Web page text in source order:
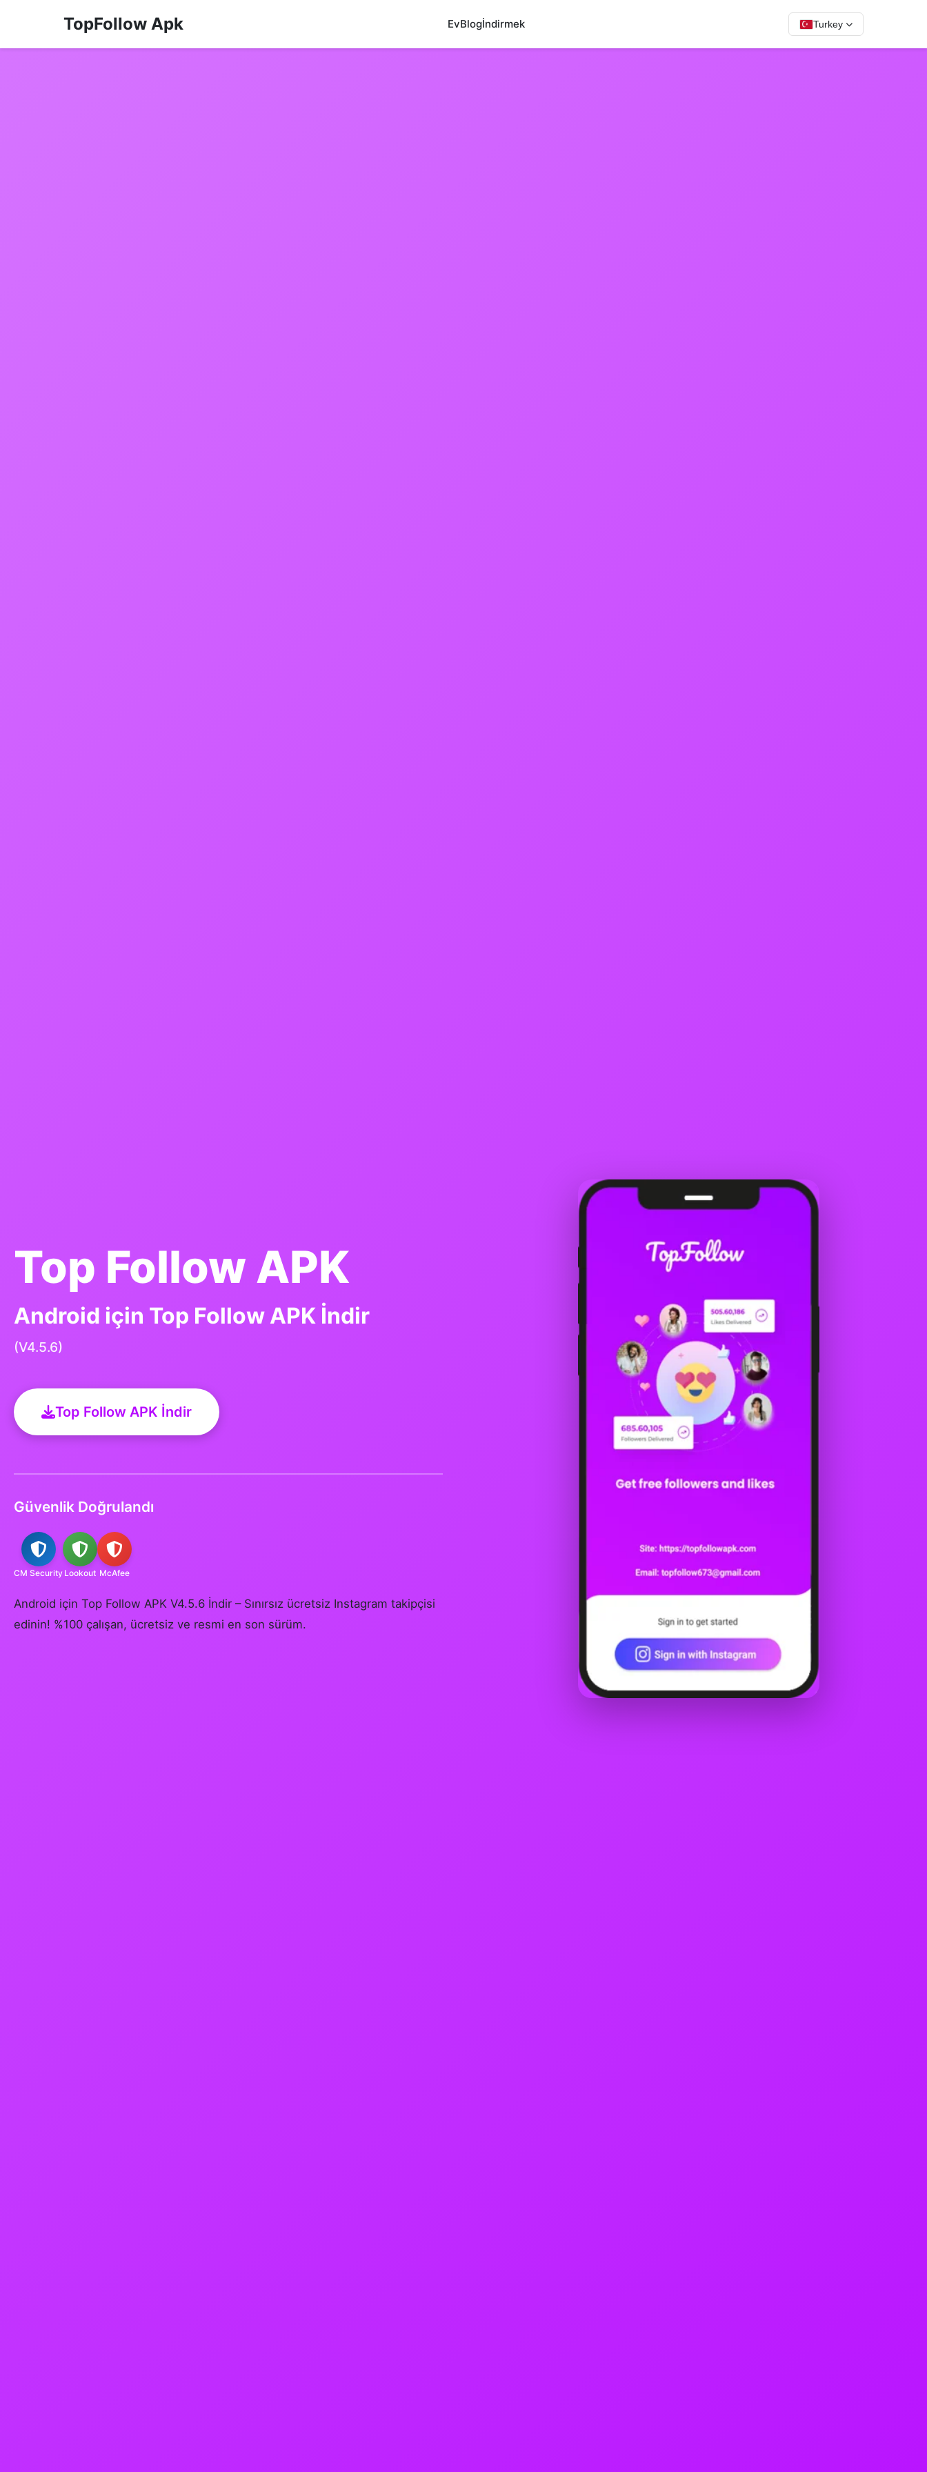
TopFollow Apk EvBlogİndirmek Turkey
Top Follow APK
Android için Top Follow APK İndir
(V4.5.6)
Top Follow APK İndir
Güvenlik Doğrulandı
CM Security Lookout McAfee
Android için Top Follow APK V4.5.6 İndir – Sınırsız ücretsiz Instagram takipçisi
edinin! %100 çalışan, ücretsiz ve resmi en son sürüm.